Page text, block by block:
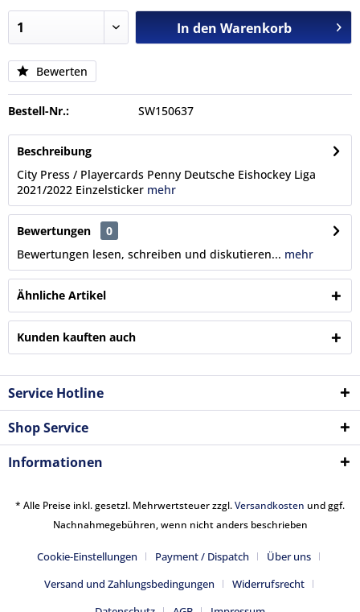
In den Warenkorb
Bewerten
Bestell-Nr.: SW150637
Beschreibung
City Press / Playercards Penny Deutsche Eishockey Liga
2021/2022 Einzelsticker mehr
Bewertungen
0
Bewertungen lesen, schreiben und diskutieren... mehr
Ähnliche Artikel
Kunden kauften auch
Service Hotline
Shop Service
Informationen
* Alle Preise inkl. gesetzl. Mehrwertsteuer zzgl.Versandkosten und ggf.
Nachnahmegebühren, wenn nicht anders beschrieben
Cookie-Einstellungen Payment / Dispatch
Über uns
Versand und Zahlungsbedingungen
Widerrufsrecht